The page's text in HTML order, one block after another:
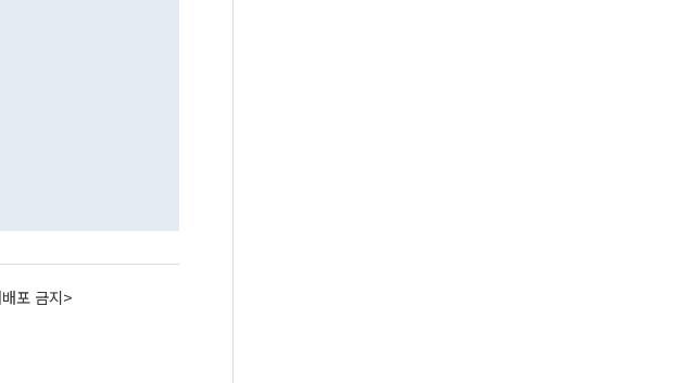
포 금지>